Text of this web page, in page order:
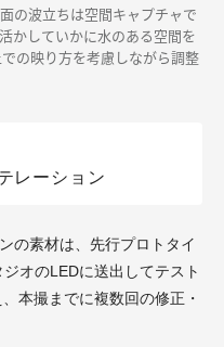
の波立ちは空間キャプチャで
かしていかに水のある空間を
の映り方を考慮しながら調整
レーション
の素材は、先行プロトタイ
オのLEDに送出してテスト
本撮までに複数回の修正・